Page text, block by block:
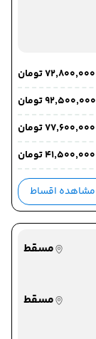
۷۲٬۸۰۰٬۰۰۰ تومان
۹۲٬۵۰۰٬۰۰۰ تومان
۷۷٬۶۰۰٬۰۰۰ تومان
۴۱٬۵۰۰٬۰۰۰ تومان
مشاهده اقساط
مسقط
مسقط